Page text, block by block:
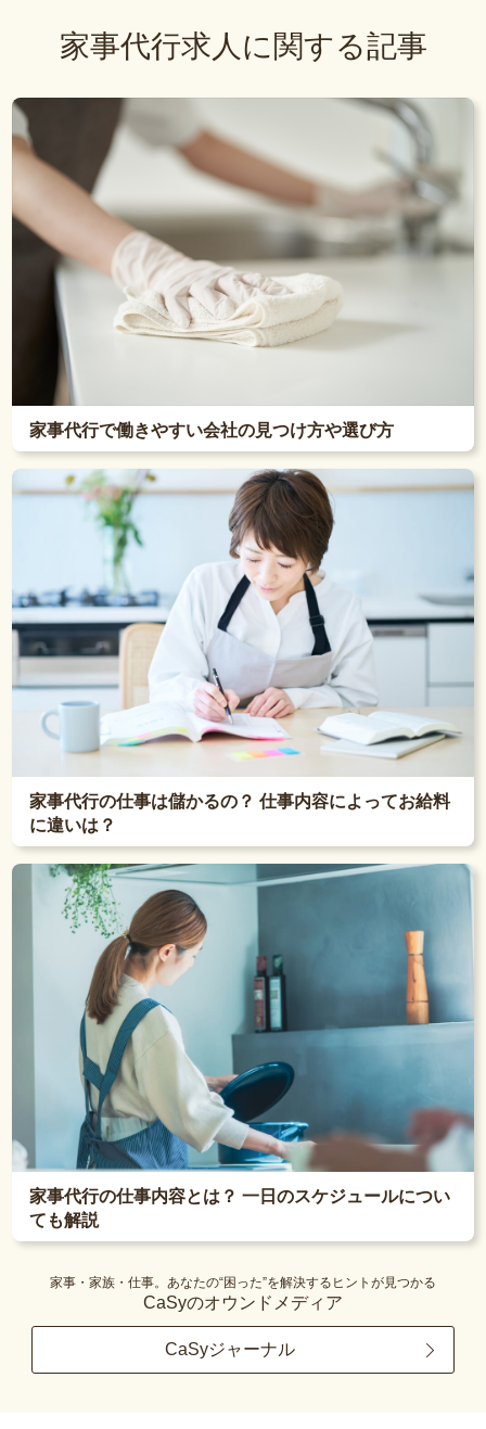
家事代行求人に関する記事
家事代行で働きやすい会社の見つけ方や選び方
家事代行の仕事は儲かるの？ 仕事内容によってお給料
に違いは？
家事代行の仕事内容とは？ 一日のスケジュールについ
ても解説
家事・家族・仕事。あなたの“困った”を解決するヒントが見つかる
CaSyのオウンドメディア
CaSyジャーナル